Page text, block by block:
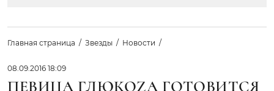
Главная страница Звезды Новости
08.09.2016 18:09
ПЕВИЦА ГЛЮКОZА ГОТОВИТСЯ